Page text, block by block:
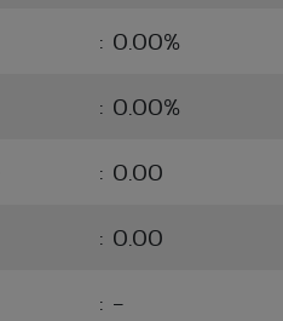
: 0.00%
: 0.00%
: 0.00
: 0.00
: -